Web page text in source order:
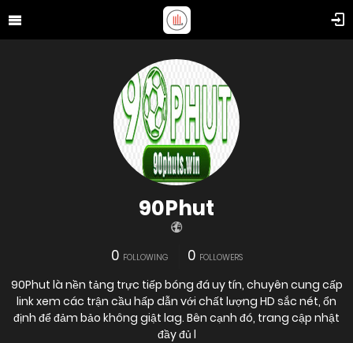
90Phut
0 FOLLOWING 0 FOLLOWERS
90Phut là nền tảng trực tiếp bóng đá uy tín, chuyên cung cấp
link xem các trận cầu hấp dẫn với chất lượng HD sắc nét, ổn
định để đảm bảo không giật lag. Bên cạnh đó, trang cập nhật
đầy đủ l